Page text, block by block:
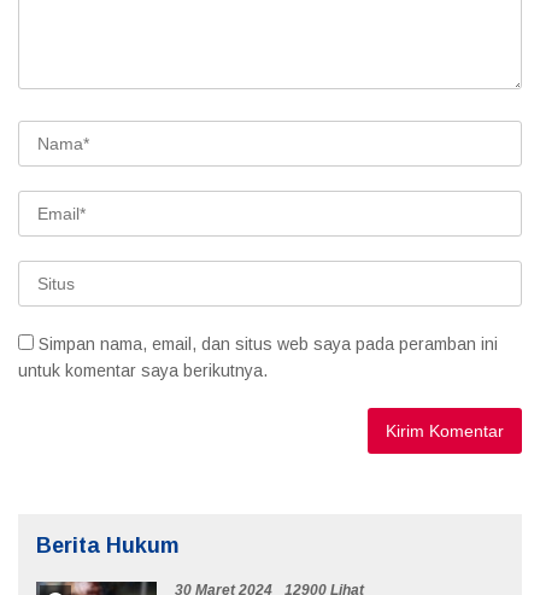
Simpan nama, email, dan situs web saya pada peramban ini
untuk komentar saya berikutnya.
Berita Hukum
30 Maret 2024 12900 Lihat